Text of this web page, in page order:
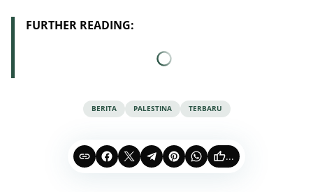
FURTHER READING:
BERITA PALESTINA TERBARU
...